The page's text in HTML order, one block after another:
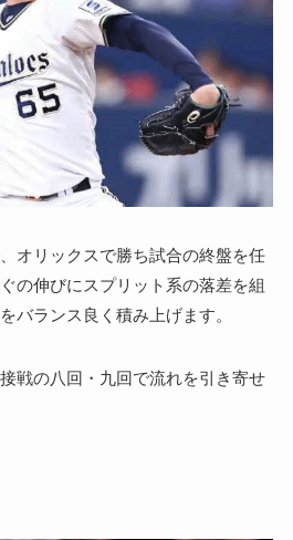
オリックスで勝ち試合の終盤を任
の伸びにスプリット系の落差を組
バランス良く積み上げます。
戦の八回・九回で流れを引き寄せ